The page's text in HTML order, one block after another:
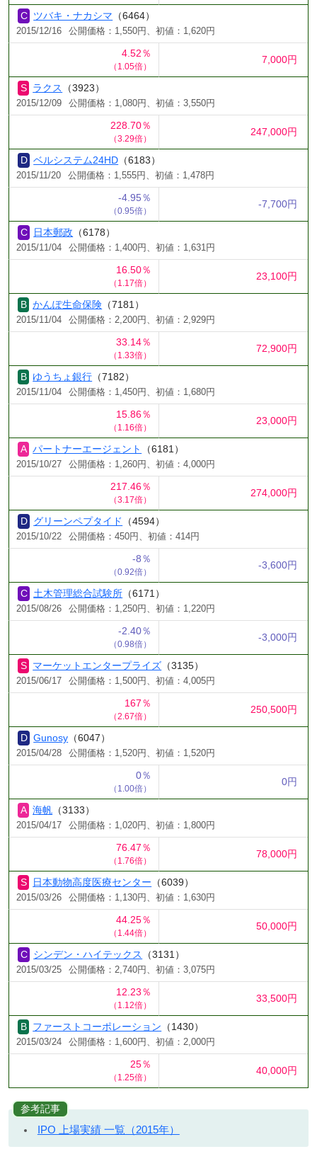
ツバキ・ナカシマ （6464）
2015/12/16 公開価格：1,550円、初値：1,620円
4.52％
（1.05倍）
7,000円
ラクス （3923）
2015/12/09 公開価格：1,080円、初値：3,550円
228.70％
（3.29倍）
247,000円
ベルシステム24HD （6183）
2015/11/20 公開価格：1,555円、初値：1,478円
-4.95％
（0.95倍）
-7,700円
日本郵政 （6178）
2015/11/04 公開価格：1,400円、初値：1,631円
16.50％
（1.17倍）
23,100円
かんぽ生命保険 （7181）
2015/11/04 公開価格：2,200円、初値：2,929円
33.14％
（1.33倍）
72,900円
ゆうちょ銀行 （7182）
2015/11/04 公開価格：1,450円、初値：1,680円
15.86％
（1.16倍）
23,000円
パートナーエージェント （6181）
2015/10/27 公開価格：1,260円、初値：4,000円
217.46％
（3.17倍）
274,000円
グリーンペプタイド （4594）
2015/10/22 公開価格：450円、初値：414円
-8％
（0.92倍）
-3,600円
土木管理総合試験所 （6171）
2015/08/26 公開価格：1,250円、初値：1,220円
-2.40％
（0.98倍）
-3,000円
マーケットエンタープライズ （3135）
2015/06/17 公開価格：1,500円、初値：4,005円
167％
（2.67倍）
250,500円
Gunosy （6047）
2015/04/28 公開価格：1,520円、初値：1,520円
0％
（1.00倍）
0円
海帆 （3133）
2015/04/17 公開価格：1,020円、初値：1,800円
76.47％
（1.76倍）
78,000円
日本動物高度医療センター （6039）
2015/03/26 公開価格：1,130円、初値：1,630円
44.25％
（1.44倍）
50,000円
シンデン・ハイテックス （3131）
2015/03/25 公開価格：2,740円、初値：3,075円
12.23％
（1.12倍）
33,500円
ファーストコーポレーション （1430）
2015/03/24 公開価格：1,600円、初値：2,000円
25％
（1.25倍）
40,000円
参考記事
IPO 上場実績 一覧（2015年）